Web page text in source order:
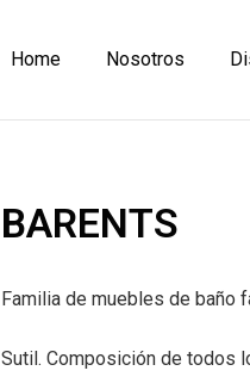
Home Nosotros
BARENTS
Familia de muebles de baño
Sutil. Composición de todos